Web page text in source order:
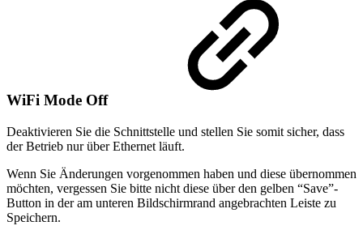
WiFi Mode Off
Deaktivieren Sie die Schnittstelle und stellen Sie somit sicher, dass
der Betrieb nur über Ethernet läuft.
Wenn Sie Änderungen vorgenommen haben und diese übernommen
möchten, vergessen Sie bitte nicht diese über den gelben “Save”-
Button in der am unteren Bildschirmrand angebrachten Leiste zu
Speichern.